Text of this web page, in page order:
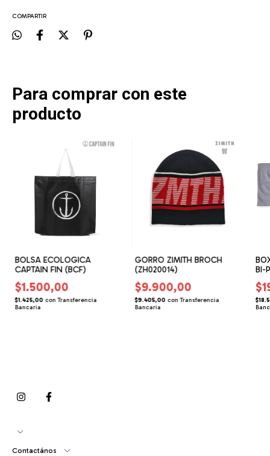
COMPARTIR
Para comprar con este
producto
BOLSA ECOLOGICA
CAPTAIN FIN (BCF)
$1.500,00
$1.425,00 con Transferencia
Bancaria
GORRO ZIMITH BROCH
(ZH020014)
$9.900,00
$9.405,00 con Transferencia
Bancaria
BI-
Contactános